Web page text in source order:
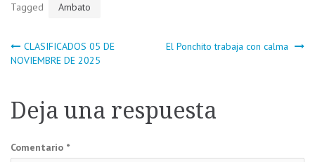
Tagged Ambato
Navegación
entradas
CLASIFICADOS 05 DE
NOVIEMBRE DE 2025
El Ponchito trabaja con calma
Deja una respuesta
Comentario *